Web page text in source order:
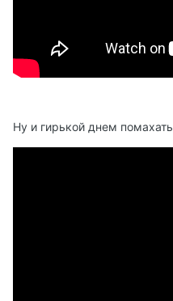
Ну и гирькой днем помахать